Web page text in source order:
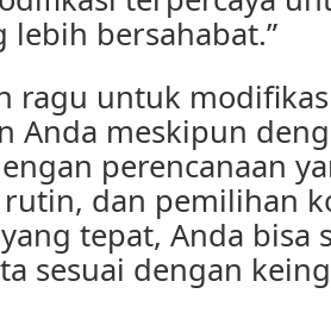
lebih bersahabat.”
ragu untuk
Anda meskipun
perencanaan
dan pemilihan
tepat, Anda bisa
sesuai dengan